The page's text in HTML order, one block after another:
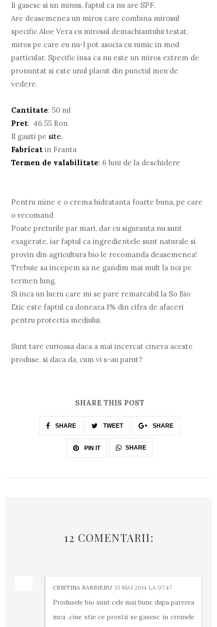
Ii gasesc si un minus, faptul ca nu are SPF.
Are deasemenea un miros care combina mirosul
specific Aloe Vera cu mirosul demachiantului testat,
miros pe care eu nu-l pot asocia cu nimic in mod
particular. Specific insa ca nu este un miros extrem de
pronuntat si este unul placut din punctul meu de
vedere.
Cantitate: 50 ml
Pret: 46.55 Ron
Il gasiti pe site.
Fabricat in Franta
Termen de valabilitate: 6 luni de la deschidere
Pentru mine e o crema hidratanta foarte buna, pe care
o recomand
Poate preturile par mari, dar cu siguranta nu sunt
exagerate, iar faptul ca ingredientele sunt naturale si
provin din agricultura bio le recomanda deasemenea!
Trebuie sa incepem sa ne gandim mai mult la noi pe
termen lung.
Si inca un lucru care mi se pare remarcabil la So Bio
Etic este faptul ca doneaza 1% din cifra de afaceri
pentru protectia mediului.
Sunt tare curioasa daca a mai incercat cineva aceste
produse, si daca da, cum vi s-au parut?
SHARE THIS POST
SHARE TWEET SHARE
PIN IT SHARE
12 COMENTARII:
CRISTINA BARBIERU 13 MAI 2014 LA 07:47
Produsele bio sunt cele mai bune dupa parerea
mea ,cine stie ce prostii se gasesc in cremele